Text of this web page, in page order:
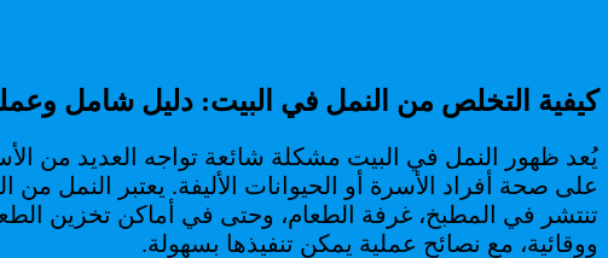
كيفية التخلص من النمل في البيت: دليل شامل
يُعد ظهور النمل في البيت مشكلة شائعة تواجه العديد من
على صحة أفراد الأسرة أو الحيوانات الأليفة. يعتبر النمل
تنتشر في المطبخ، غرفة الطعام، وحتى في أماكن تخزين
ووقائية، مع نصائح عملية يمكن تنفيذها بسهولة.